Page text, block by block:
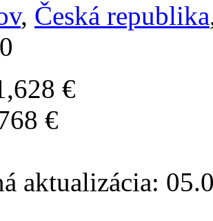
, Česká republika
€
€
aktualizácia: